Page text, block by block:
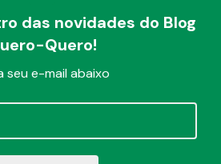
das novidades do Blog
Quero!
seu e-mail abaixo